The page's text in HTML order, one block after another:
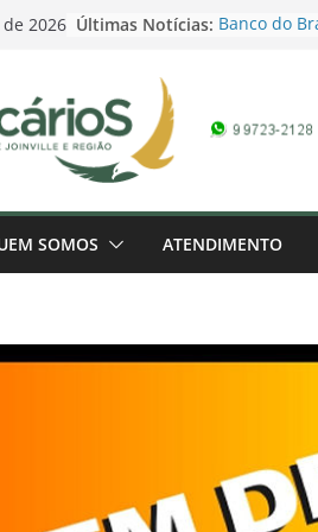
2026 Últimas Notícias: Banco do
2026:
Contagem
Bancários
Banrisul
SOMOS ATENDIMENTO